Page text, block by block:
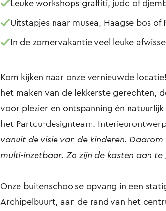
Leuke workshops graffiti, judo of
Uitstapjes naar musea, Haagse bos of
In de zomervakantie veel leuke
Kom kijken naar onze vernieuwde
het maken van de lekkerste gerechten,
voor plezier en ontspanning én
het Partou-designteam.
vanuit de visie van de kinderen.
multi-inzetbaar. Zo zijn de kasten aan te
Onze buitenschoolse opvang in een
Archipelbuurt, aan de rand van het